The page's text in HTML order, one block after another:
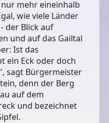
mehr eineinhalb
wie viele Länder
der Blick auf
und auf das Gailtal
Ist das
ein Eck oder doch
sagt Bürgermeister
denn der Berg
auf dem
und bezeichnet